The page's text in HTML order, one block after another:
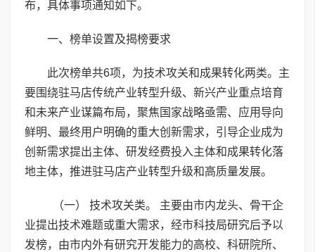
布，具体事项通知如下。
一、榜单设置及揭榜要求
此次榜单共6项，为技术攻关和成果转化两类。主
要围绕驻马店传统产业转型升级、新兴产业重点培育
和未来产业谋篇布局，聚焦国家战略亟需、应用导向
鲜明、最终用户明确的重大创新需求，引导企业成为
创新需求提出主体、研发经费投入主体和成果转化落
地主体，推进驻马店产业转型升级和高质量发展。
（一） 技术攻关类。 主要由市内龙头、骨干企
业提出技术难题或重大需求，经市科技局研究后予以
发榜，由市内外有研究开发能力的高校、科研院所、